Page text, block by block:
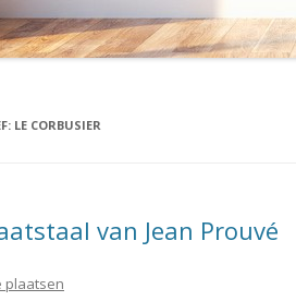
LE CORBUSIER
JEAN-LOUIS DOMECQ
CHAISE LONGUE B306
LE CORBUSIER
van Jean Prouvé
plaatsen